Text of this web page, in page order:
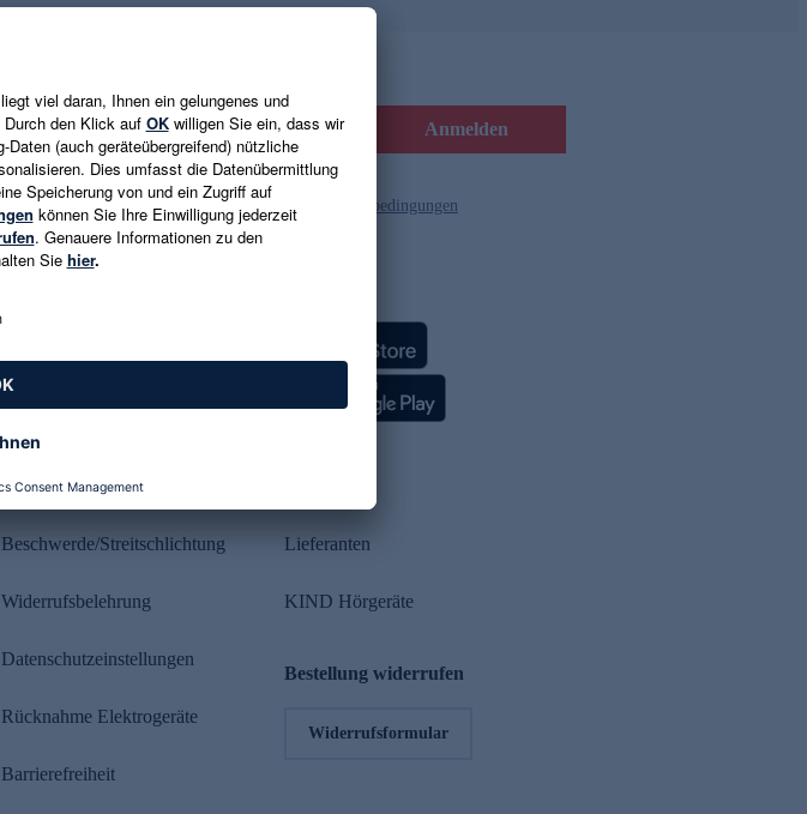
E-Mail-Adresse eingeben Anmelden
Es gelten die Datenschutzrichtlinien und die Gutscheinbedingungen
Rechtliches
Beschwerde/Streitschlichtung
Widerrufsbelehrung
Datenschutzeinstellungen
Rücknahme Elektrogeräte
Barrierefreiheit
Lieferanten
KIND Hörgeräte
Bestellung widerrufen
Widerrufsformular